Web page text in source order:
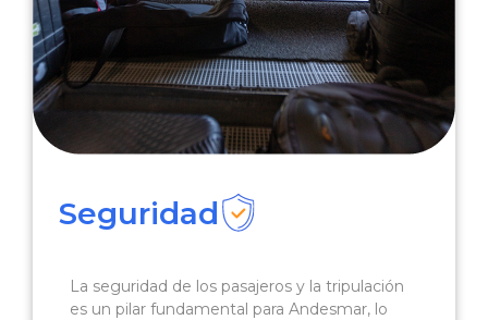
Seguridad
La seguridad de los pasajeros y la tripulación
es un pilar fundamental para Andesmar, lo